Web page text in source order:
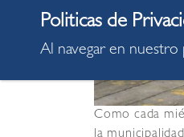
Como cada
la
Al navegar en nuestro